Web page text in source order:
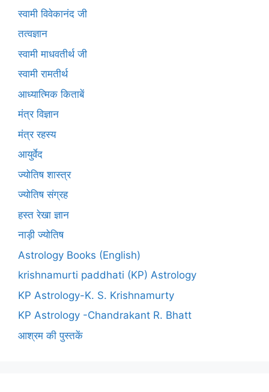
स्वामी विवेकानंद जी
तत्वज्ञान
स्वामी माधवतीर्थ जी
स्वामी रामतीर्थ
आध्यात्मिक किताबें
मंत्र विज्ञान
मंत्र रहस्य
आयुर्वेद
ज्योतिष शास्त्र
ज्योतिष संग्रह
हस्त रेखा ज्ञान
नाड़ी ज्योतिष
Astrology Books (English)
krishnamurti paddhati (KP) Astrology
KP Astrology-K. S. Krishnamurty
KP Astrology -Chandrakant R. Bhatt
आश्रम की पुस्तकें